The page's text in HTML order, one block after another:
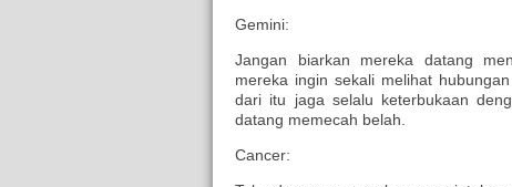
Gemini:
Jangan biarkan mereka datang
mereka ingin sekali melihat
dari itu jaga selalu keterbukaan
datang memecah belah.
Cancer: